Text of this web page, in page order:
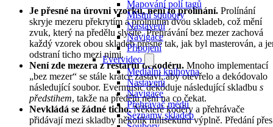
Mapování polí tagů
Místní soubory
Nastavení
Navigace
Připojení
Evervideo
Mediální knihovna
Nastavení
Navigace
Přehrávač médií
Seznamy skladeb
Je přesné na úrovni vzorku, není to prolínání. Prolínání
skryje mezeru překrytím a prolnutím dvou skladeb, což mění
zvuk, který na předělu slyšíte. Přehrávání bez mezer zachová
každý vzorek obou skladeb přesně tak, jak byl masterován, a
odstraní ticho mezi nimi.
Není zde mezera z restartu dekodéru. Mnoho implementací
„bez mezer“ se stále krátce zastaví, aby otevřelo a dekódovalo
následující soubor. Evermusic dekóduje následující skladbu s
předstihem, takže na předělu není na co čekat.
Nevkládá se žádné ticho.Některé kodéry a přehrávače
přidávají mezi skladby několik milisekund výplně. Předání přes